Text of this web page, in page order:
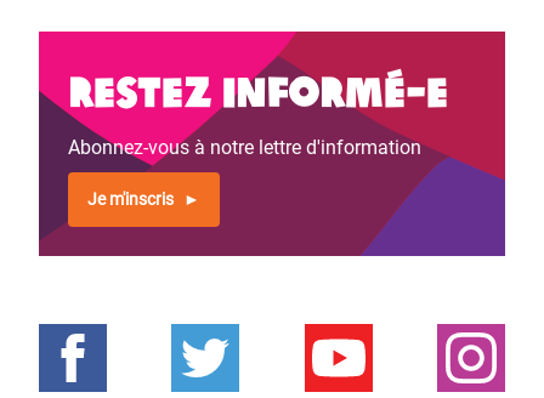
Restez informé-e
Abonnez-vous à notre lettre d'information
Je m'inscris